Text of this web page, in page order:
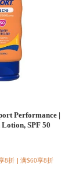
Performance |
Lotion, SPF 50
8折 满$60享8折